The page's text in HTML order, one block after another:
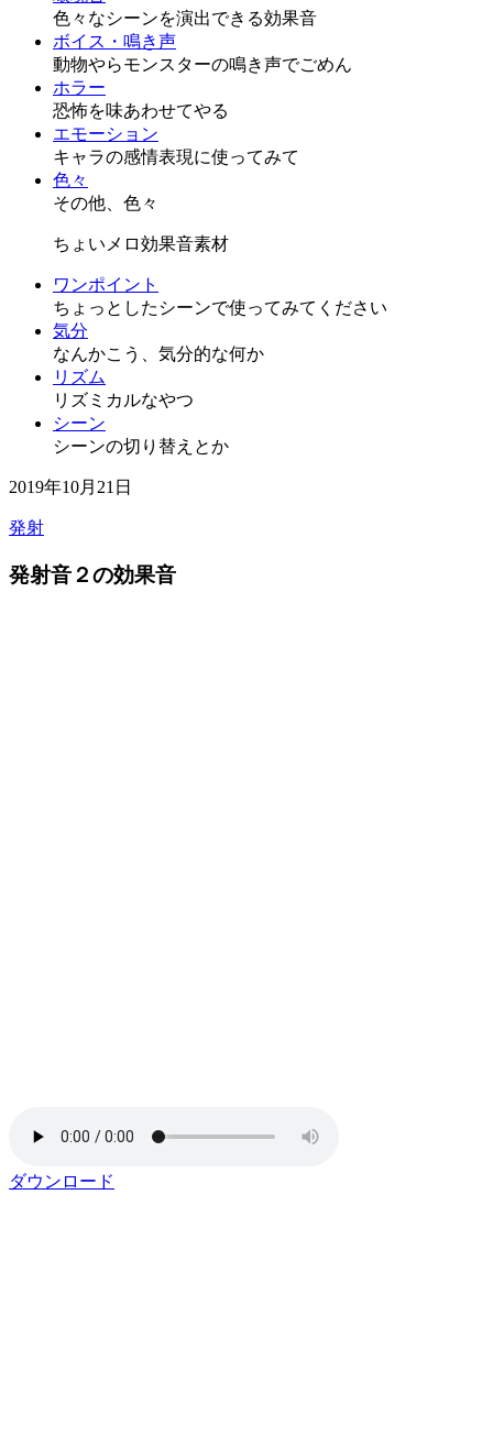
色々なシーンを演出できる効果音
ボイス・鳴き声
動物やらモンスターの鳴き声でごめん
ホラー
恐怖を味あわせてやる
エモーション
キャラの感情表現に使ってみて
色々
その他、色々
ちょいメロ効果音素材
ワンポイント
ちょっとしたシーンで使ってみてください
気分
なんかこう、気分的な何か
リズム
リズミカルなやつ
シーン
シーンの切り替えとか
2019年10月21日
発射
発射音２の効果音
ダウンロード